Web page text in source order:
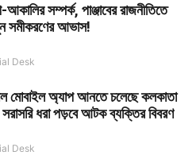
আকালির সম্পর্ক, পাঞ্জাবের রাজনীতিতে
সমীকরণের আভাস!
Desk
মোবাইল অ্যাপ আনতে চলেছে কলকাতা
ধরা পড়বে আটক ব্যক্তির বিবরণ
Desk